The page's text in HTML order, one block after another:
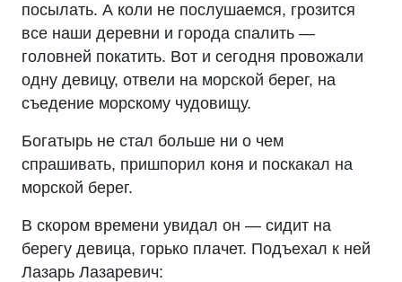
посылать. А коли не послушаемся, грозится
все наши деревни и города спалить —
головней покатить. Вот и сегодня провожали
одну девицу, отвели на морской берег, на
съедение морскому чудовищу.
Богатырь не стал больше ни о чем
спрашивать, пришпорил коня и поскакал на
морской берег.
В скором времени увидал он — сидит на
берегу девица, горько плачет. Подъехал к ней
Лазарь Лазаревич: